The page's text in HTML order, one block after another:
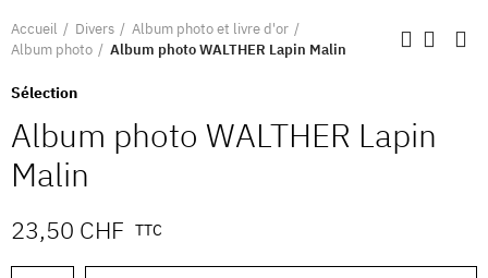
Accueil Divers
Album photo et livre d'or
Album photo
Album photo WALTHER Lapin Malin
Sélection
Album photo WALTHER Lapin
Malin
23,50 CHF TTC